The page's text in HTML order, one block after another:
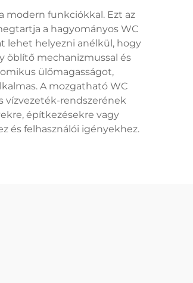
modern funkciókkal. Ezt az
a hagyományos WC
lehet helyezni anélkül, hogy
öblítő mechanizmussal és
ülőmagasságot,
A mozgatható WC
vízvezeték-rendszerének
építkezésekre vagy
és felhasználói igényekhez.